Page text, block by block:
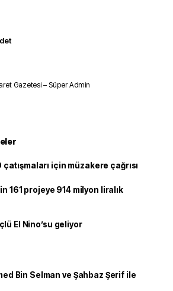
Gazetesi – Süper Admin
çatışmaları için müzakere çağrısı
161 projeye 914 milyon liralık
El Nino’su geliyor
Bin Selman ve Şahbaz Şerif ile